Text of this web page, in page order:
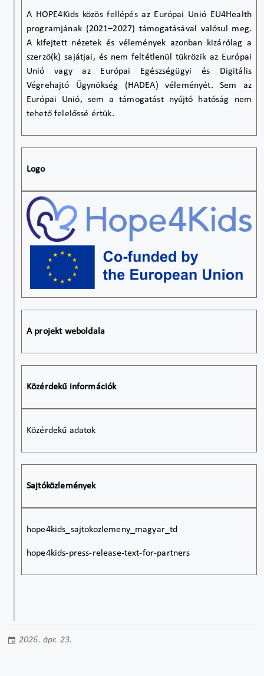
A HOPE4Kids közös fellépés az Európai Unió EU4Health
programjának (2021–2027) támogatásával valósul meg.
A kifejtett nézetek és vélemények azonban kizárólag a
szerző(k) sajátjai, és nem feltétlenül tükrözik az Európai
Unió vagy az Európai Egészségügyi és Digitális
Végrehajtó Ügynökség (HADEA) véleményét. Sem az
Európai Unió, sem a támogatást nyújtó hatóság nem
tehető felelőssé értük.
Logo
A projekt weboldala
Közérdekű információk
Közérdekű adatok
Sajtóközlemények
hope4kids_sajtokozlemeny_magyar_td
hope4kids-press-release-text-for-partners
2026. ápr. 23.